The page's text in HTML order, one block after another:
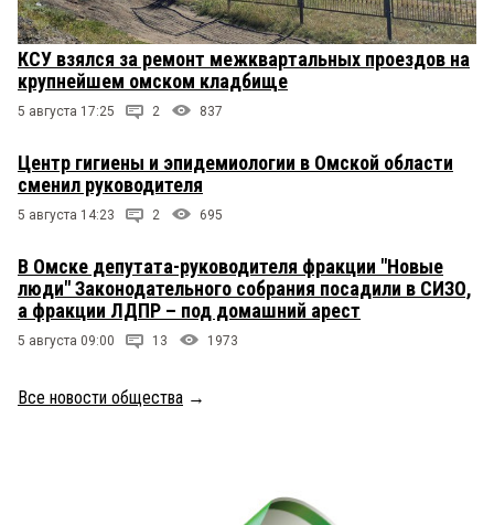
КСУ взялся за ремонт межквартальных проездов на
крупнейшем омском кладбище
5 августа 17:25 2 837
Центр гигиены и эпидемиологии в Омской области
сменил руководителя
5 августа 14:23 2 695
В Омске депутата-руководителя фракции "Новые
люди" Законодательного собрания посадили в СИЗО,
а фракции ЛДПР – под домашний арест
5 августа 09:00 13 1973
Все новости общества →